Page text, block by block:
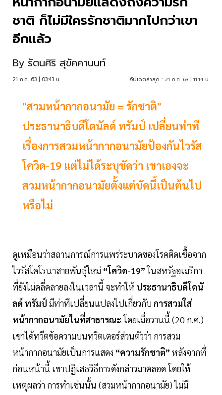
ชาติ ก็ไม่มีใครรักชาติมากไปกว่าเขา
อีกแล้ว
By รัตนศิริ สุขัคคานนท์
21 ก.ค. 63 | 03:43 น. อัปเดตล่าสุด : 21 ก.ค. 63 | 11:14 น.
"สวมหน้ากากอนามัย = รักชาติ"
ประธานาธิบดีโดนัลด์ ทรัมป์ เปลี่ยนท่าที
เรื่องการสวมหน้ากากอนามัยป้องกันไวรัส
โควิด-19 แต่ไม่ได้ระบุชัดว่า เขาเองจะ
สวมหน้ากากอนามัยตั้งแต่บัดนี้เป็นต้นไป
หรือไม่
ดูเหมือนว่าสถานการณ์การแพร่ระบาดของโรคติดเชื้อจาก
ไวรัสโคโรนาสายพันธุ์ใหม่ “โควิด-19”ในสหรัฐอเมริกา
ที่ยังไม่คลี่คลายลงในเวลานี้ จะทำให้ ประธานาธิบดีโดนั
ลด์ ทรัมป์ มีท่าทีเปลี่ยนแปลงไปเกี่ยวกับ การสวมใส่
หน้ากากอนามัยในที่สาธารณะโดยเมื่อวานนี้ (20 ก.ค.)
เขาได้ทวีตข้อความบนทวิตเตอร์ส่วนตัวว่า การสวม
หน้ากากอนามัยเป็นการแสดง “ความรักชาติ” หลังจากที่
ก่อนหน้านี้ เขาปฏิเสธวิธีการดังกล่าวมาตลอด โดยให้
เหตุผลว่า การทำเช่นนั้น (สวมหน้ากากอนามัย) ไม่มี